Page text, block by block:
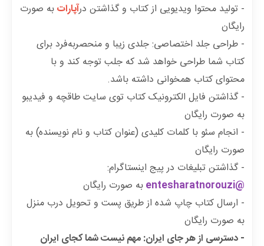
- تولید محتوا ویدیویی از کتاب و گذاشتن درآپاراتبه صورت
رایگان
- طراحی جلد اختصاصی: جلدی زیبا و منحصربه‌فرد برای
کتاب شما طراحی خواهد شد که جلب توجه کند و با
محتوای کتاب همخوانی داشته باشد.
- گذاشتن فایل الکترونیک کتاب توی سایت طاقچه و فیدیبو
به صورت رایگان
- انجام سئو با کلمات کلیدی (عنوان کتاب و نام نویسنده) به
صورت رایگان
- گذاشتن تبلیغات در پیج اینستاگرام:
@entesharatnorouzi
به صورت رایگان
- ارسال کتاب چاپ شده از طریق پست و تحویل درب منزل
به صورت رایگان
- دسترسی از هر جای ایران: مهم نیست شما کجای ایران